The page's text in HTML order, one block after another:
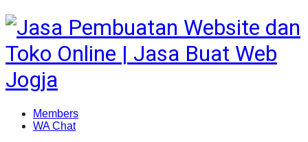
Members
WA Chat